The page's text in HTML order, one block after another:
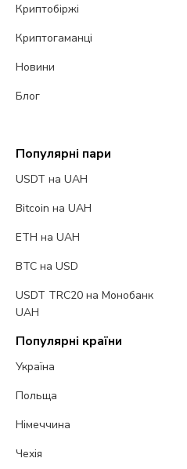
Криптобіржі
Криптогаманці
Новини
Блог
Популярні пари
USDT на UAH
Bitcoin на UAH
ETH на UAH
BTC на USD
USDT TRC20 на Монобанк
UAH
Популярні країни
Україна
Польща
Німеччина
Чехія